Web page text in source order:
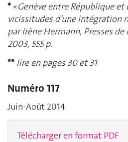
* «Genève entre République et
vicissitudes d’une intégration
par Irène Hermann, Presses de
2003, 555 p.
** lire en pages 30 et 31
Numéro 117
Juin-Août 2014
Télécharger en format PDF